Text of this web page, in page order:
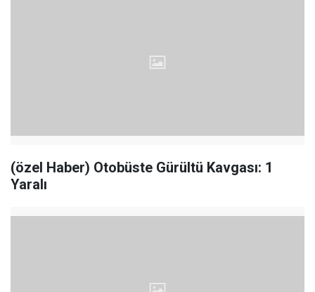
(özel Haber) Otobüste Gürültü Kavgası: 1
Yaralı